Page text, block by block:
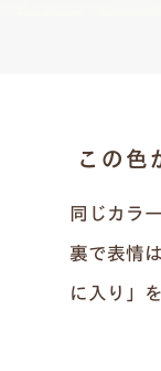
この色
同じカラ
裏で表情
に入り」